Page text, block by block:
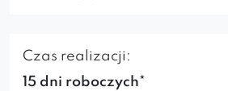
Czas realizacji:
15 dni roboczych*